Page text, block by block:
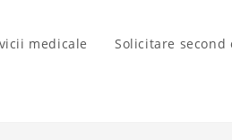
medicale Solicitare second